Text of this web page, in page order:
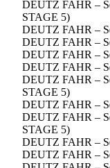
DEUTZ FAHR –
STAGE 5)
DEUTZ FAHR –
DEUTZ FAHR –
DEUTZ FAHR –
DEUTZ FAHR –
DEUTZ FAHR –
STAGE 5)
DEUTZ FAHR –
DEUTZ FAHR –
STAGE 5)
DEUTZ FAHR –
DEUTZ FAHR –